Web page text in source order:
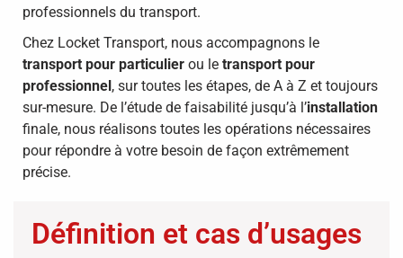
professionnels du transport.
Chez Locket Transport, nous accompagnons le
transport pour particulier ou le transport pour
professionnel, sur toutes les étapes, de A à Z et toujours
sur-mesure. De l’étude de faisabilité jusqu’à l’installation
finale, nous réalisons toutes les opérations nécessaires
pour répondre à votre besoin de façon extrêmement
précise.
Définition et cas d’usages